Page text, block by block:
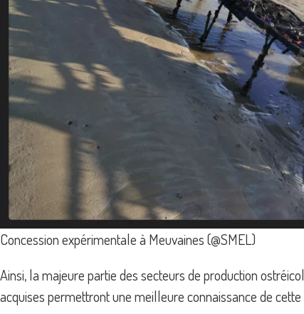
Concession expérimentale à Meuvaines (@SMEL)
Ainsi, la majeure partie des secteurs de production
acquises permettront une meilleure connaissance de